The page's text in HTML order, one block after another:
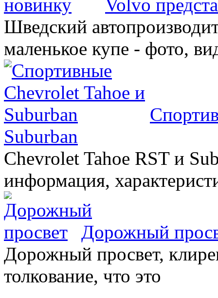
Volvo
Шведский
маленькое купе - фото,
Suburban
Chevrolet Tahoe RST и
информация,
Дорожный
Дорожный просвет,
толкование, что это